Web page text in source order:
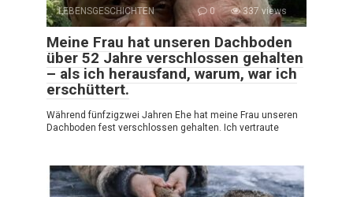
LEBENSGESCHICHTEN 0 337 views
Meine Frau hat unseren Dachboden
über 52 Jahre verschlossen gehalten
– als ich herausfand, warum, war ich
erschüttert.
Während fünfzig­zwei Jahren Ehe hat meine Frau unseren
Dachboden fest verschlossen gehalten. Ich vertraute